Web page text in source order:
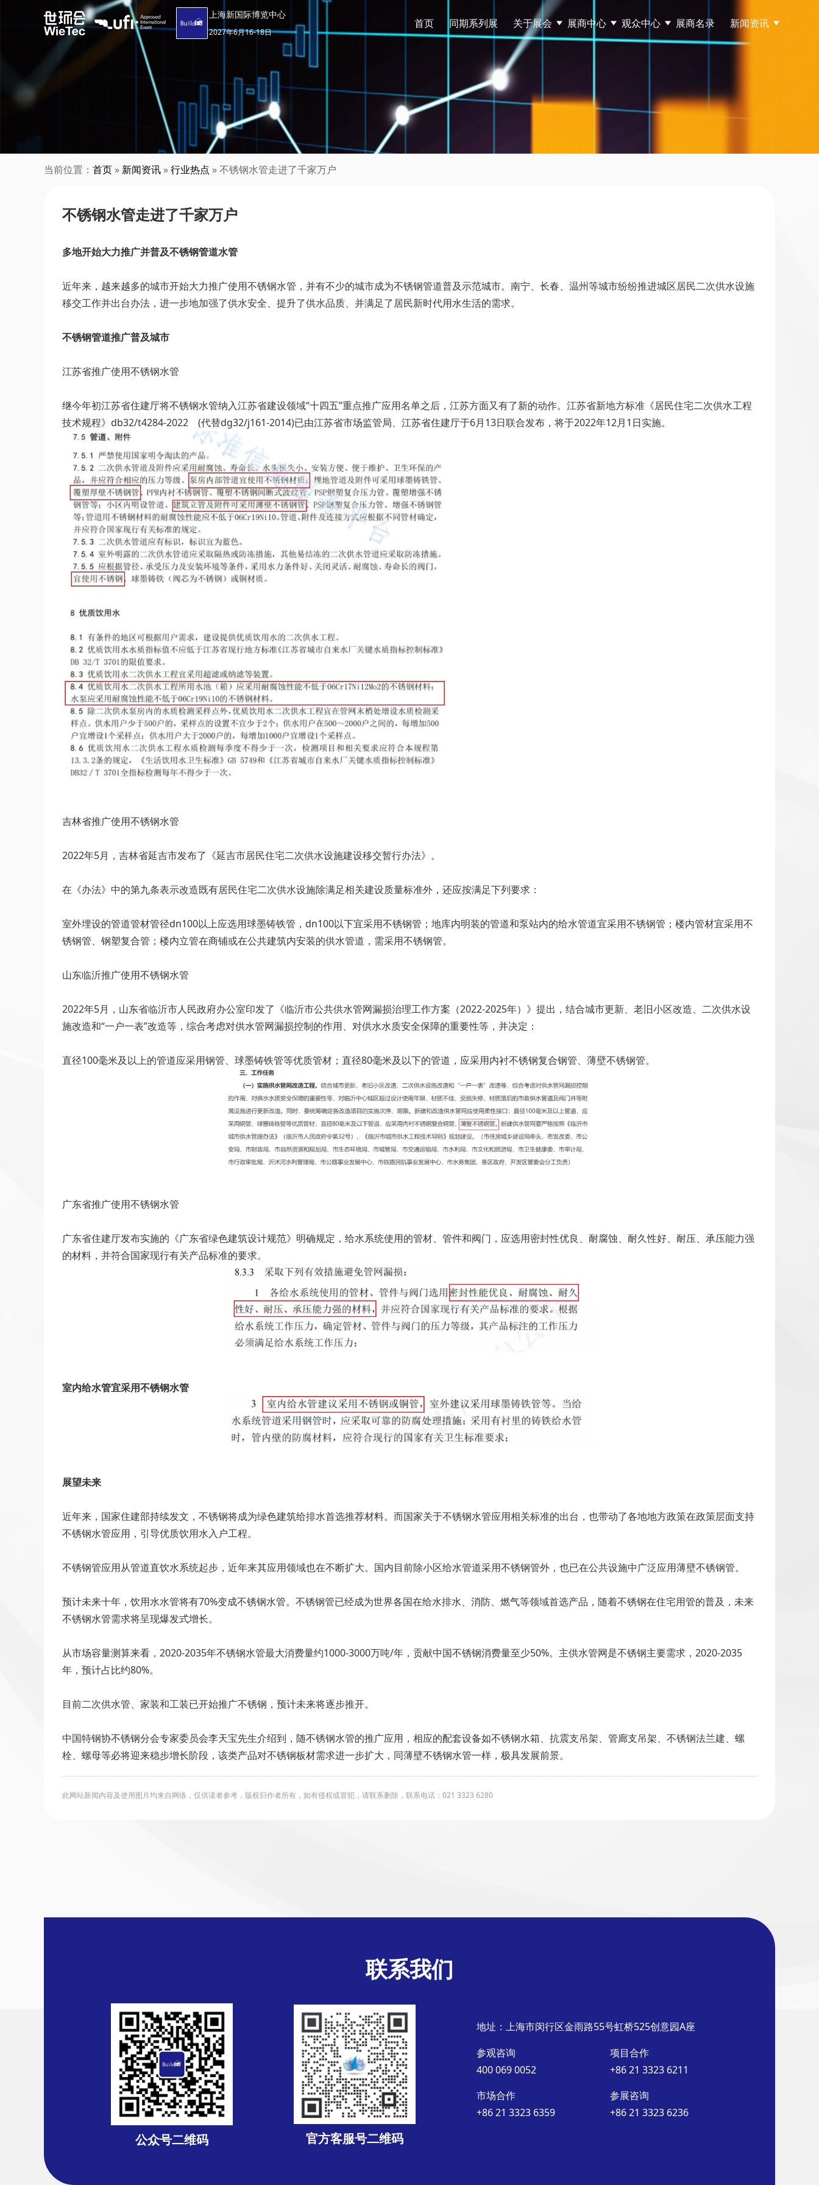
上海新国际博览中心
2027年6月16-18日
首页 同期系列展 关于展会 展商中心 观众中心 展商名录 新闻资讯
当前位置： 首页 » 新闻资讯 »行业热点 » 不锈钢水管走进了千家万户
不锈钢水管走进了千家万户
多地开始大力推广并普及不锈钢管道水管
近年来，越来越多的城市开始大力推广使用不锈钢水管，并有不少的城市成为不锈钢管道普及示范城市。南宁、长春、温州等城市纷纷推进城区居民二次供水设施
移交工作并出台办法，进一步地加强了供水安全、提升了供水品质、并满足了居民新时代用水生活的需求。
不锈钢管道推广普及城市
江苏省推广使用不锈钢水管
继今年初江苏省住建厅将不锈钢水管纳入江苏省建设领域“十四五”重点推广应用名单之后，江苏方面又有了新的动作。江苏省新地方标准《居民住宅二次供水工程
技术规程》db32/t4284-2022 (代替dg32/j161-2014)已由江苏省市场监管局、江苏省住建厅于6月13日联合发布，将于2022年12月1日实施。
吉林省推广使用不锈钢水管
2022年5月，吉林省延吉市发布了《延吉市居民住宅二次供水设施建设移交暂行办法》。
在《办法》中的第九条表示改造既有居民住宅二次供水设施除满足相关建设质量标准外，还应按满足下列要求：
室外埋设的管道管材管径dn100以上应选用球墨铸铁管，dn100以下宜采用不锈钢管；地库内明装的管道和泵站内的给水管道宜采用不锈钢管；楼内管材宜采用不
锈钢管、钢塑复合管；楼内立管在商铺或在公共建筑内安装的供水管道，需采用不锈钢管。
山东临沂推广使用不锈钢水管
2022年5月，山东省临沂市人民政府办公室印发了《临沂市公共供水管网漏损治理工作方案（2022-2025年）》提出，结合城市更新、老旧小区改造、二次供水设
施改造和“一户一表”改造等，综合考虑对供水管网漏损控制的作用、对供水水质安全保障的重要性等，并决定：
直径100毫米及以上的管道应采用钢管、球墨铸铁管等优质管材；直径80毫米及以下的管道，应采用内衬不锈钢复合钢管、薄壁不锈钢管。
广东省推广使用不锈钢水管
广东省住建厅发布实施的《广东省绿色建筑设计规范》明确规定，给水系统使用的管材、管件和阀门，应选用密封性优良、耐腐蚀、耐久性好、耐压、承压能力强
的材料，并符合国家现行有关产品标准的要求。
室内给水管宜采用不锈钢水管
展望未来
近年来，国家住建部持续发文，不锈钢将成为绿色建筑给排水首选推荐材料。而国家关于不锈钢水管应用相关标准的出台，也带动了各地地方政策在政策层面支持
不锈钢水管应用，引导优质饮用水入户工程。
不锈钢管应用从管道直饮水系统起步，近年来其应用领域也在不断扩大。国内目前除小区给水管道采用不锈钢管外，也已在公共设施中广泛应用薄壁不锈钢管。
预计未来十年，饮用水水管将有70%变成不锈钢水管。不锈钢管已经成为世界各国在给水排水、消防、燃气等领域首选产品，随着不锈钢在住宅用管的普及，未来
不锈钢水管需求将呈现爆发式增长。
从市场容量测算来看，2020-2035年不锈钢水管最大消费量约1000-3000万吨/年，贡献中国不锈钢消费量至少50%。主供水管网是不锈钢主要需求，2020-2035
年，预计占比约80%。
目前二次供水管、家装和工装已开始推广不锈钢，预计未来将逐步推开。
中国特钢协不锈钢分会专家委员会李天宝先生介绍到，随不锈钢水管的推广应用，相应的配套设备如不锈钢水箱、抗震支吊架、管廊支吊架、不锈钢法兰建、螺
栓、螺母等必将迎来稳步增长阶段，该类产品对不锈钢板材需求进一步扩大，同薄壁不锈钢水管一样，极具发展前景。
此网站新闻内容及使用图片均来自网络，仅供读者参考，版权归作者所有，如有侵权或冒犯，请联系删除，联系电话：021 3323 6280
联系我们
公众号二维码 官方客服号二维码
地址：上海市闵行区金雨路55号虹桥525创意园A座
参观咨询
400 069 0052
项目合作
+86 21 3323 6211
市场合作
+86 21 3323 6359
参展咨询
+86 21 3323 6236